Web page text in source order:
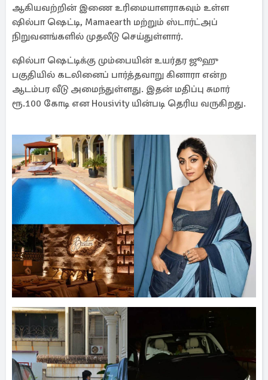
ஆகியவற்றின் இணை உரிமையாளராகவும் உள்ள
ஷில்பா ஷெட்டி, Mamaearth மற்றும் ஸ்டார்ட்அப்
நிறுவனங்களில் முதலீடு செய்துள்ளார்.
ஷில்பா ஷெட்டிக்கு மும்பையின் உயர்தர ஜூஹு
பகுதியில் கடலினைப் பார்த்தவாறு கினாரா என்ற
ஆடம்பர வீடு அமைந்துள்ளது. இதன் மதிப்பு சுமார்
ரூ.100 கோடி என Housivity யின்படி தெரிய வருகிறது.